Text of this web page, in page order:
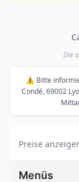
Die
⚠️ Bitte
Condé, 69002
Preise
Menüs